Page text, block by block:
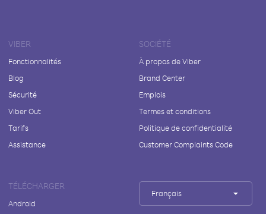
VIBER
Fonctionnalités
Blog
Sécurité
Viber Out
Tarifs
Assistance
SOCIÉTÉ
À propos de Viber
Brand Center
Emplois
Termes et conditions
Politique de confidentialité
Customer Complaints Code
TÉLÉCHARGER
Android
Français